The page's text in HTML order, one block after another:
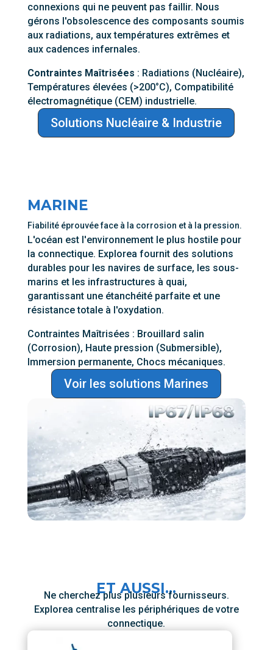
connexions qui ne peuvent pas faillir. Nous
gérons l'obsolescence des composants soumis
aux radiations, aux températures extrêmes et
aux cadences infernales.
Contraintes Maîtrisées : Radiations (Nucléaire),
Températures élevées (>200°C), Compatibilité
électromagnétique (CEM) industrielle.
Solutions Nucléaire & Industrie
MARINE
Fiabilité éprouvée face à la corrosion et à la pression.
L'océan est l'environnement le plus hostile pour
la connectique. Explorea fournit des solutions
durables pour les navires de surface, les sous-
marins et les infrastructures à quai,
garantissant une étanchéité parfaite et une
résistance totale à l'oxydation.
Contraintes Maîtrisées : Brouillard salin
(Corrosion), Haute pression (Submersible),
Immersion permanente, Chocs mécaniques.
Voir les solutions Marines
ET AUSSI...
Ne cherchez plus plusieurs fournisseurs.
Explorea centralise les périphériques de votre
connectique.